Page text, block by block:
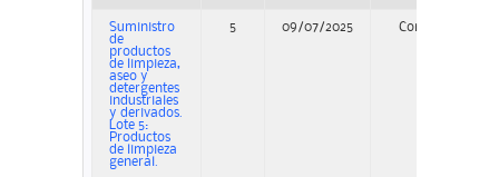
Suministro
de
productos
de limpieza,
aseo y
detergentes
industriales
y derivados.
Lote 5:
Productos
de limpieza
general.
5 09/07/2025 Concurso